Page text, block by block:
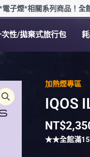
子煙*相關系列商品！全
性/拋棄式旅行包
加熱煙專區
IQOS
NT$
★★全館滿
IQOS
ILUMA
TEREA
加
熱
煙